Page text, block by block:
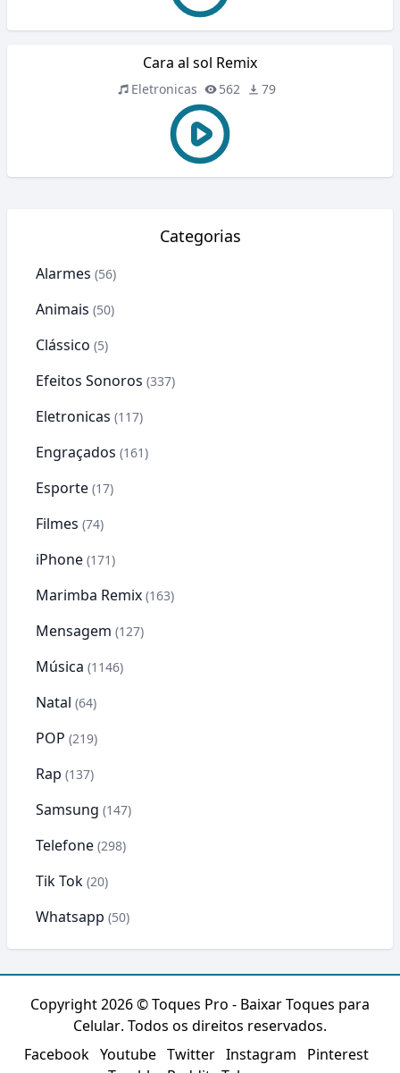
Cara al sol Remix
Eletronicas 562 79
Categorias
Alarmes (56)
Animais (50)
Clássico (5)
Efeitos Sonoros (337)
Eletronicas (117)
Engraçados (161)
Esporte (17)
Filmes (74)
iPhone (171)
Marimba Remix (163)
Mensagem (127)
Música (1146)
Natal (64)
POP (219)
Rap (137)
Samsung (147)
Telefone (298)
Tik Tok (20)
Whatsapp (50)
Copyright 2026 ©Toques Pro - Baixar Toques para
Celular. Todos os direitos reservados.
Facebook Youtube Twitter Instagram
Pinterest